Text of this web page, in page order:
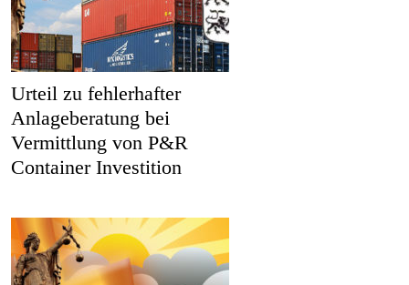
Urteil zu fehlerhafter
Anlageberatung bei
Vermittlung von P&R
Container Investition